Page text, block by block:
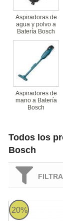
Aspiradoras de
agua y polvo a
Batería Bosch
Aspiradores de
mano a Batería
Bosch
Todos los
Bosch
20%
Bosch GAS